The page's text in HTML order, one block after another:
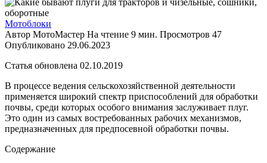
Мотоблоки
Автор МотоМастер На чтение 9 мин. Просмотров 47
Опубликовано 29.06.2023
Статья обновлена 02.10.2019
В процессе ведения сельскохозяйственной деятельности
применяется широкий спектр приспособлений для обработки
почвы, среди которых особого внимания заслуживает плуг.
Это один из самых востребованных рабочих механизмов,
предназначенных для предпосевной обработки почвы.
Содержание